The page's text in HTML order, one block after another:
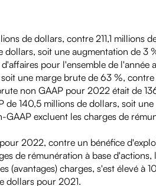
de dollars, contre 211,1 millions
soit une augmentation de 3
pour l'ensemble de l'année
une marge brute de 63 %,
non GAAP pour 2022 était de
140,5 millions de dollars, soit
excluent les charges de
2022, contre un bénéfice
de rémunération à base
(avantages) charges, s'est élevé à
dollars pour 2021.